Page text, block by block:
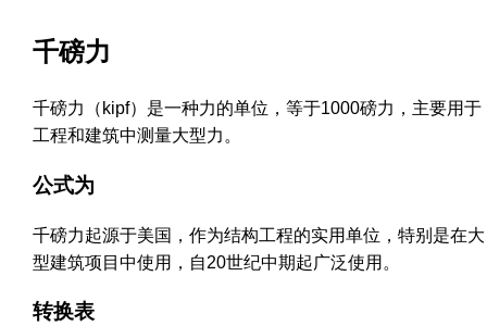
千磅力
千磅力（kipf）是一种力的单位，等于1000磅力，主要用于
工程和建筑中测量大型力。
公式为
千磅力起源于美国，作为结构工程的实用单位，特别是在大
型建筑项目中使用，自20世纪中期起广泛使用。
转换表